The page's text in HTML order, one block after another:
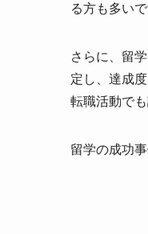
る方も多いで
さらに、留
定し、達成
転職活動で
留学の成功